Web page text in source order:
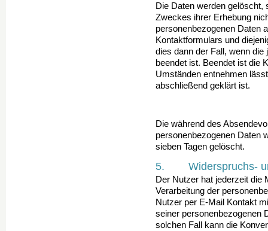
Die Daten werden gelöscht,
Zweckes ihrer Erhebung
personenbezogenen Daten
Kontaktformulars und
dies dann der Fall, wenn
beendet ist. Beendet ist die
Umständen entnehmen
abschließend geklärt ist.
Die während des
personenbezogenen Daten
sieben Tagen gelöscht.
5. Widerspruchs-
Der Nutzer hat jederzeit die
Verarbeitung der
Nutzer per E-Mail Kontakt
seiner personenbezogenen
solchen Fall kann die